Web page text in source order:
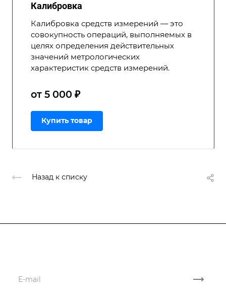
Калибровка
Калибровка средств измерений — это
совокупность операций, выполняемых в
целях определения действительных
значений метрологических
характеристик средств измерений.
от 5 000 ₽
Купить товар
Назад к списку